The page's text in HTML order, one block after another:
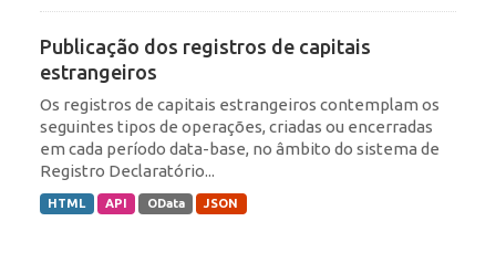
Publicação dos registros de capitais
estrangeiros
Os registros de capitais estrangeiros contemplam os
seguintes tipos de operações, criadas ou encerradas
em cada período data-base, no âmbito do sistema de
Registro Declaratório...
HTML API OData JSON